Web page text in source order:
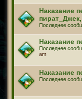
Наказание
Последнее
Наказание
Последнее
am
Наказание
Последнее